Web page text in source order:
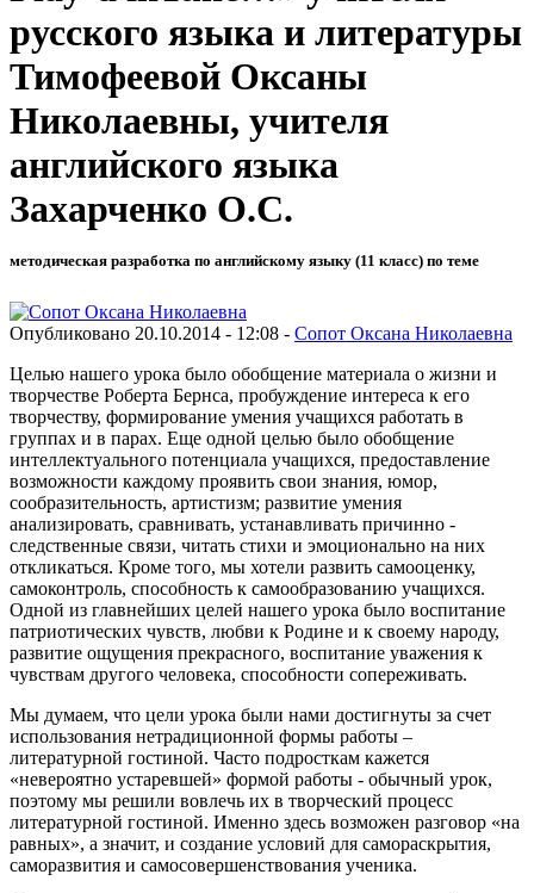
русского языка и литературы
Тимофеевой Оксаны
Николаевны, учителя
английского языка
Захарченко О.С.
методическая разработка по английскому языку (11 класс) по теме
Опубликовано 20.10.2014 - 12:08 - Сопот Оксана Николаевна
Целью нашего урока было обобщение материала о жизни и
творчестве Роберта Бернса, пробуждение интереса к его
творчеству, формирование умения учащихся работать в
группах и в парах. Еще одной целью было обобщение
интеллектуального потенциала учащихся, предоставление
возможности каждому проявить свои знания, юмор,
сообразительность, артистизм; развитие умения
анализировать, сравнивать, устанавливать причинно -
следственные связи, читать стихи и эмоционально на них
откликаться. Кроме того, мы хотели развить самооценку,
самоконтроль, способность к самообразованию учащихся.
Одной из главнейших целей нашего урока было воспитание
патриотических чувств, любви к Родине и к своему народу,
развитие ощущения прекрасного, воспитание уважения к
чувствам другого человека, способности сопереживать.
Мы думаем, что цели урока были нами достигнуты за счет
использования нетрадиционной формы работы –
литературной гостиной. Часто подросткам кажется
«невероятно устаревшей» формой работы - обычный урок,
поэтому мы решили вовлечь их в творческий процесс
литературной гостиной. Именно здесь возможен разговор «на
равных», а значит, и создание условий для самораскрытия,
саморазвития и самосовершенствования ученика.